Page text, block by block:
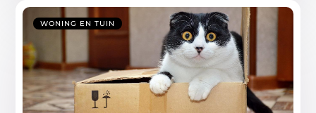
WONING EN TUIN